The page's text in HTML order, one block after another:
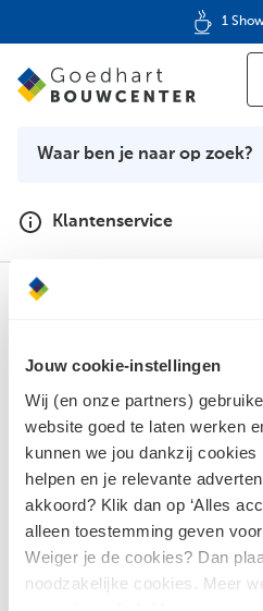
Jouw cookie-instellingen
Wij (en onze partners)
website goed te laten werken
kunnen we jou dankzij
helpen en je relevante
akkoord? Klik dan op ‘Alles
alleen toestemming geven
Weiger je de cookies? Dan
noodzakelijke cookies. Meer
1
Klantenservice
Meld je aan voor de
Jouw e-mailadres
Raadpleeg ons privacybeleid voor meer
persoonsgegevens verzamelen en